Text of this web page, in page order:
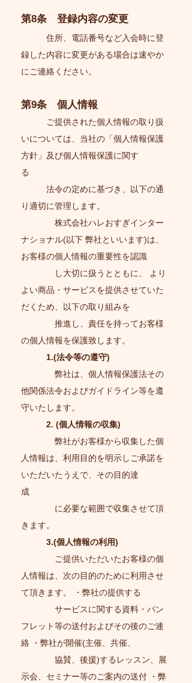
第8条 登録内容の変更
住所、電話番号など入会時に登
録した内容に変更がある場合は速やか
にご連絡ください。
第9条 個人情報
ご提供された個人情報の取り扱
いについては、当社の「個人情報保護
方針」及び個人情報保護に関す
る
法令の定めに基づき、以下の通
り適切に管理します。
株式会社ハレおすぎインター
ナショナル(以下 弊社といいます)は、
お客様の個人情報の重要性を認識
し大切に扱うとともに、 より
よい商品・サービスを提供させていた
だくため、以下の取り組みを
推進し、責任を持ってお客様
の個人情報を保護致します。
1.(法令等の遵守)
弊社は、個人情報保護法その
他関係法令およびガイドライン等を遵
守いたします。
2. (個人情報の収集)
弊社がお客様から収集した個
人情報は、利用目的を明示しご承諾を
いただいたうえで、その目的達
成
に必要な範囲で収集させて頂
きます。
3.(個人情報の利用)
ご提供いただいたお客様の個
人情報は、次の目的のために利用させ
て頂きます。 ・弊社の提供する
サービスに関する資料・パン
フレット等の送付およびその後のご連
絡 ・弊社が開催(主催、共催、
協賛、後援)するレッスン、展
示会、セミナー等のご案内の送付 ・弊